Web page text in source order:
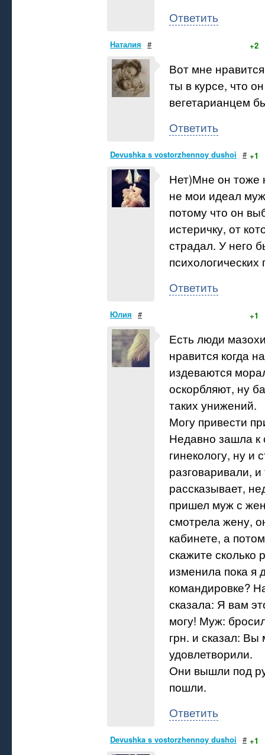
Ответить
Наталия # +2
Вот мне
ты в курсе, что
вегетарианцем
Ответить
Devushka s vostorzhennoy dushoi # +1
Нет)Мне он тоже
не мои идеал
потому что он
истеричку, от
страдал. У него
Ответить
Юлия # +1
Есть люди
нравится когда
издеваются
оскорбляют, ну
таких унижений.
Могу привести
Недавно зашла к
гинекологу, ну и
разговаривали,
рассказывает,
пришел муж с
смотрела жену,
кабинете, а
скажите сколько
изменила пока я
командировке?
сказала: Я вам
могу! Муж:
грн. и сказал: Вы
удовлетворили.
Они вышли под
пошли.
Ответить
Devushka s vostorzhennoy dushoi # +1